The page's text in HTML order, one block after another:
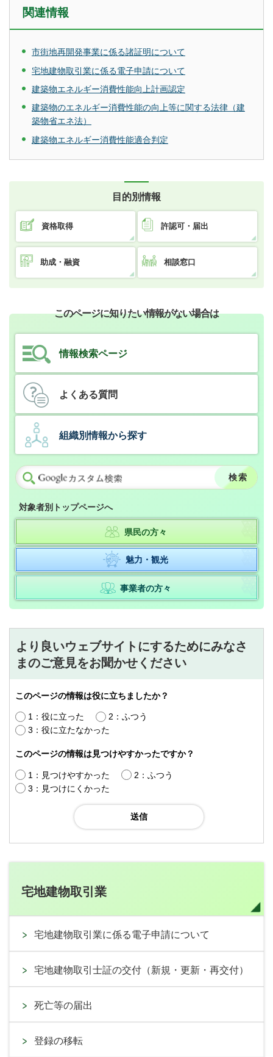
関連情報
市街地再開発事業に係る諸証明について
宅地建物取引業に係る電子申請について
建築物エネルギー消費性能向上計画認定
建築物のエネルギー消費性能の向上等に関する法律（建
築物省エネ法）
建築物エネルギー消費性能適合判定
目的別情報
資格取得 許認可・届出
助成・融資 相談窓口
このページに知りたい情報がない場合は
情報検索ページ
よくある質問
組織別情報から探す
対象者別トップページへ
県民の方々
魅力・観光
事業者の方々
より良いウェブサイトにするためにみなさ
まのご意見をお聞かせください
このページの情報は役に立ちましたか？
1：役に立った
2：ふつう
3：役に立たなかった
このページの情報は見つけやすかったですか？
1：見つけやすかった
2：ふつう
3：見つけにくかった
宅地建物取引業
宅地建物取引業に係る電子申請について
宅地建物取引士証の交付（新規・更新・再交付）
死亡等の届出
登録の移転